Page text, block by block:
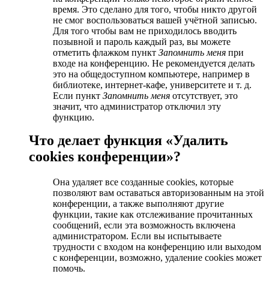
время. Это сделано для того, чтобы никто другой
не смог воспользоваться вашей учётной записью.
Для того чтобы вам не приходилось вводить
позывной и пароль каждый раз, вы можете
отметить флажком пункт Запомнить меня при
входе на конференцию. Не рекомендуется делать
это на общедоступном компьютере, например в
библиотеке, интернет-кафе, университете и т. д.
Если пункт Запомнить меня отсутствует, это
значит, что администратор отключил эту
функцию.
Что делает функция «Удалить
cookies конференции»?
Она удаляет все созданные cookies, которые
позволяют вам оставаться авторизованным на этой
конференции, а также выполняют другие
функции, такие как отслеживание прочитанных
сообщений, если эта возможность включена
администратором. Если вы испытываете
трудности с входом на конференцию или выходом
с конференции, возможно, удаление cookies может
помочь.